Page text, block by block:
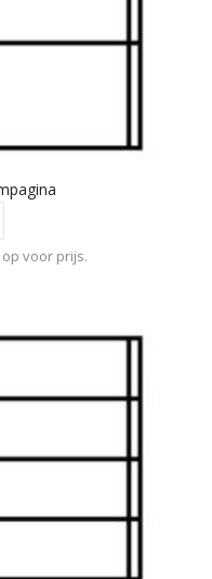
voor prijs.